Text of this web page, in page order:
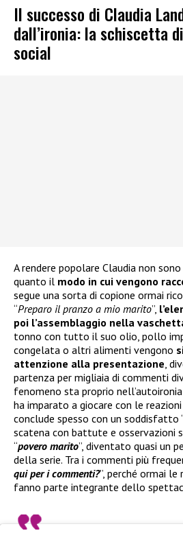
Il successo di Claudia
dall’ironia: la schiscetta
social
A rendere popolare Claudia non
quanto il modo in cui vengono
segue una sorta di copione ormai
“Preparo il pranzo a mio marito”,
poi l’assemblaggio nella
tonno con tutto il suo olio, pollo
congelata o altri alimenti vengono
attenzione alla presentazione ,
partenza per migliaia di commenti
fenomeno sta proprio
ha imparato a giocare con le
conclude spesso con un soddisfatto
scatena con battute e osservazioni
“povero marito”, diventato quasi un
della serie. Tra i commenti più
qui per i commenti?”, perché ormai
fanno parte integrante dello